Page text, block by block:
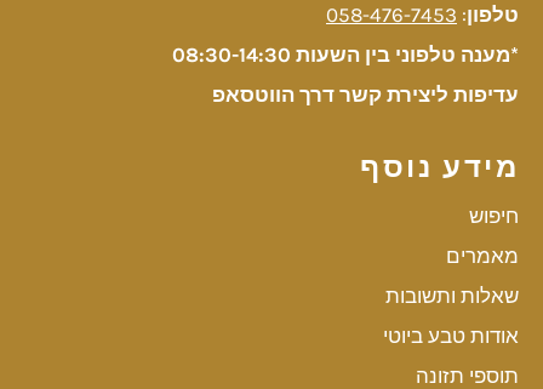
טלפון:
058-476-7453
*מענה טלפוני בין השעות 08:30-14:30
עדיפות ליצירת קשר דרך הווטסאפ
מידע נוסף
חיפוש
מאמרים
שאלות ותשובות
אודות טבע ביוטי
תוספי תזונה